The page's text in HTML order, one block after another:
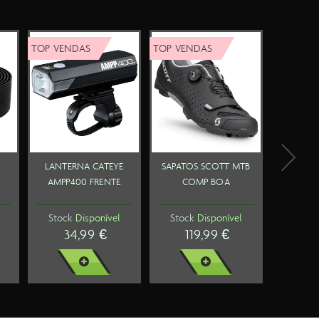
€
TOP VENDAS
RODAS SYNCROS
CAPITAL 1.0
Stock Disponível
1099,99 €
VER MAIS